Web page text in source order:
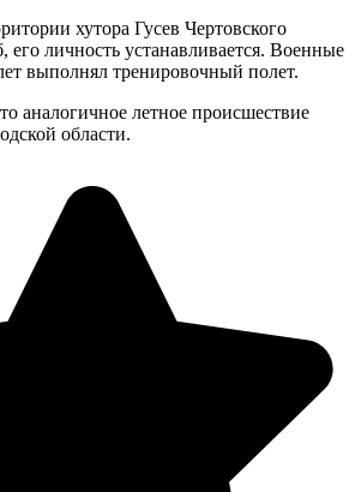
хутора Гусев Чертовского
его личность устанавливается. Военные
выполнял тренировочный полет.
аналогичное летное происшествие
области.